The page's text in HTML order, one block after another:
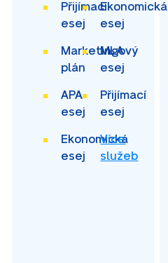
Přijímací
esej
Ekonomická
esej
Marketingový
plán
MLA
esej
APA
esej
Přijímací
esej
Ekonomická
esej
Více
služeb